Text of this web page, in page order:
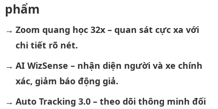
phẩm
Zoom quang học 32x – quan sát cực xa với
chi tiết rõ nét.
AI WizSense – nhận diện người và xe chính
xác, giảm báo động giả.
Auto Tracking 3.0 – theo dõi thông minh đối